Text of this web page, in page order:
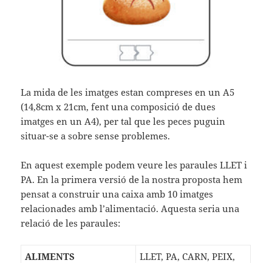
La mida de les imatges estan compreses en un A5
(14,8cm x 21cm, fent una composició de dues
imatges en un A4), per tal que les peces puguin
situar-se a sobre sense problemes.
En aquest exemple podem veure les paraules LLET i
PA. En la primera versió de la nostra proposta hem
pensat a construir una caixa amb 10 imatges
relacionades amb l’alimentació. Aquesta seria una
relació de les paraules:
ALIMENTS
LLET, PA, CARN, PEIX,